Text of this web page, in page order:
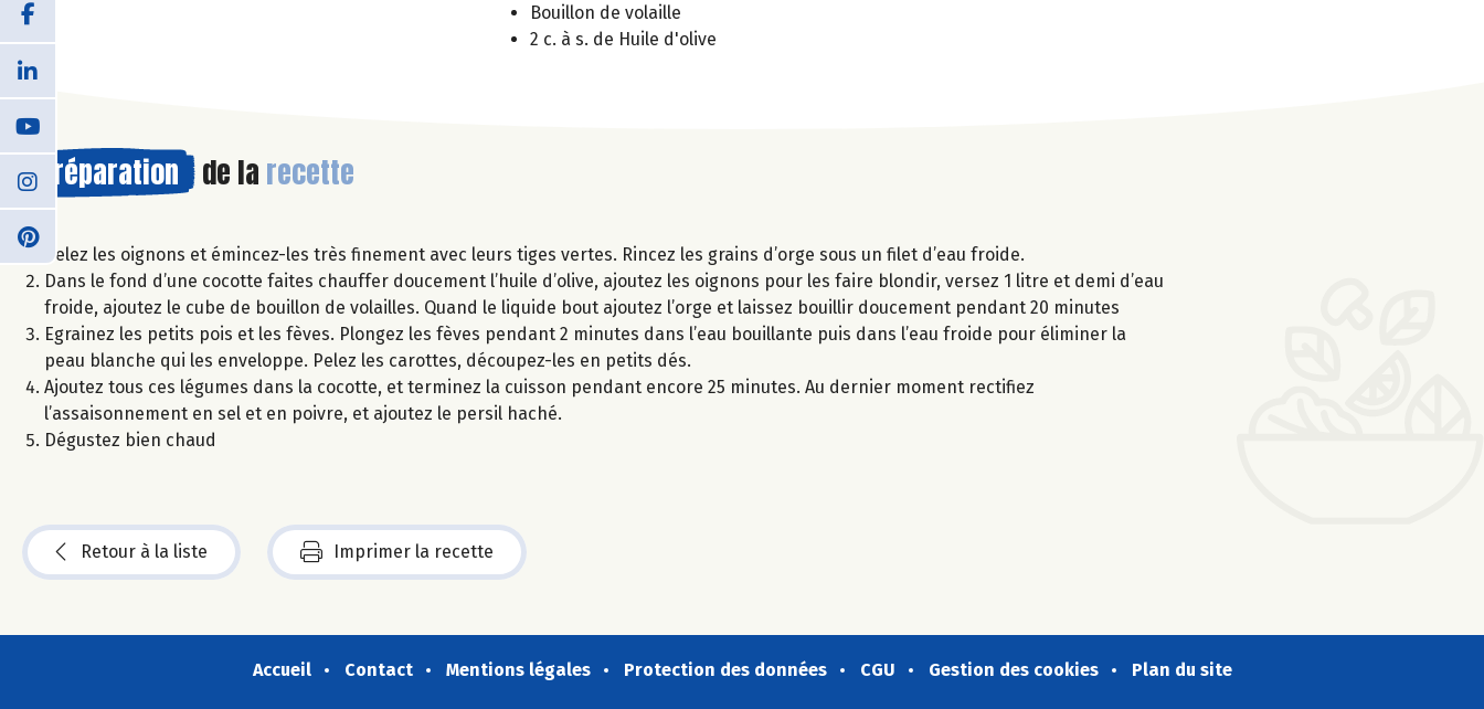
Bouillon de volaille
2 c. à s. de Huile d'olive
Préparation de la recette
Pelez les oignons et émincez-les très finement avec leurs tiges vertes. Rincez les grains d’orge sous un filet d’eau froide.
Dans le fond d’une cocotte faites chauffer doucement l’huile d’olive, ajoutez les oignons pour les faire blondir, versez 1 litre et demi d’eau
froide, ajoutez le cube de bouillon de volailles. Quand le liquide bout ajoutez l’orge et laissez bouillir doucement pendant 20 minutes
Egrainez les petits pois et les fèves. Plongez les fèves pendant 2 minutes dans l’eau bouillante puis dans l’eau froide pour éliminer la
peau blanche qui les enveloppe. Pelez les carottes, découpez-les en petits dés.
Ajoutez tous ces légumes dans la cocotte, et terminez la cuisson pendant encore 25 minutes. Au dernier moment rectifiez
l’assaisonnement en sel et en poivre, et ajoutez le persil haché.
Dégustez bien chaud
Retour à la liste Imprimer la recette
Accueil Contact Mentions légales Protection des données CGU Gestion des cookies Plan du site